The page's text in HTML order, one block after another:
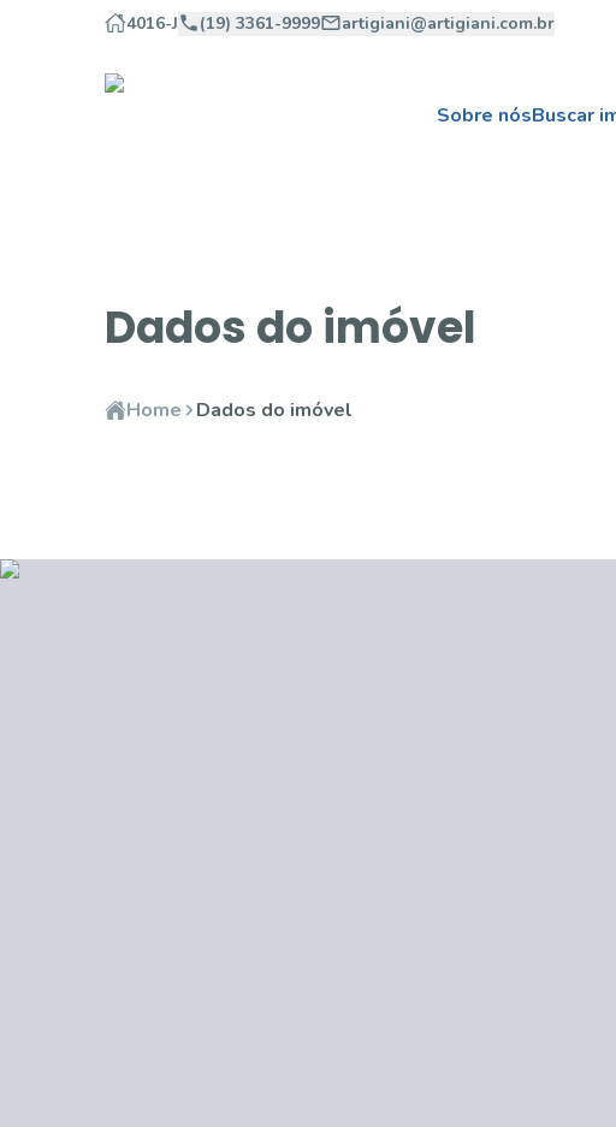
4016-J (19) 3361-9999 artigiani@artigiani.com.br
Sobre nósBuscar
Dados do imóvel
Home Dados do imóvel